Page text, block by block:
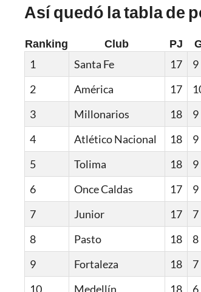
Así quedó la tabla de
Ranking Club PJ
1
Santa Fe 17 9
2
América 17
3
Millonarios 18 9
4
Atlético Nacional 18 9
5
Tolima 18 9
6
Once Caldas 17 9
7
Junior 17 7
8
Pasto 18 8
9
Fortaleza 18 7
10
Medellín 18 6